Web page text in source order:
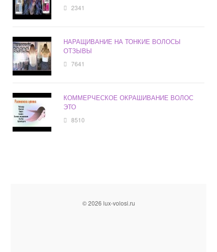
2341
НАРАЩИВАНИЕ НА ТОНКИЕ ВОЛОСЫ
ОТЗЫВЫ
7641
КОММЕРЧЕСКОЕ ОКРАШИВАНИЕ ВОЛОС
ЭТО
8510
© 2026 lux-volosi.ru